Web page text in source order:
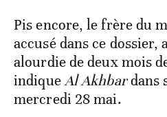
Pis encore, le frère du
accusé dans ce dossier,
alourdie de deux mois
indiqueAl Akhbardans
mercredi 28 mai.